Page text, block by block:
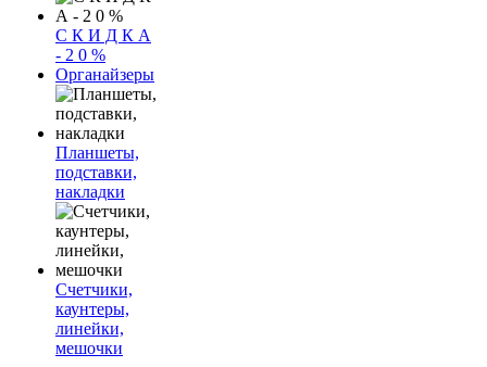
С К И Д К А
- 2 0 %
Органайзеры
Планшеты,
подставки,
накладки
Счетчики,
каунтеры,
линейки,
мешочки